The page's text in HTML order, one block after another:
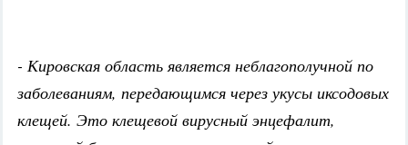
- Кировская область является неблагополучной по
заболеваниям, передающимся через укусы иксодовых
клещей. Это клещевой вирусный энцефалит,